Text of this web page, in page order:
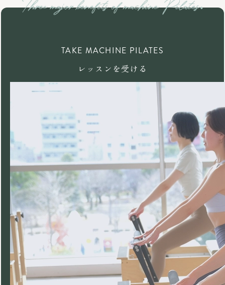
TAKE MACHINE PILATES
レッスンを受ける